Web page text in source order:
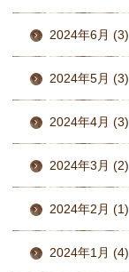
2024年6月 (3)
2024年5月 (3)
2024年4月 (3)
2024年3月 (2)
2024年2月 (1)
2024年1月 (4)